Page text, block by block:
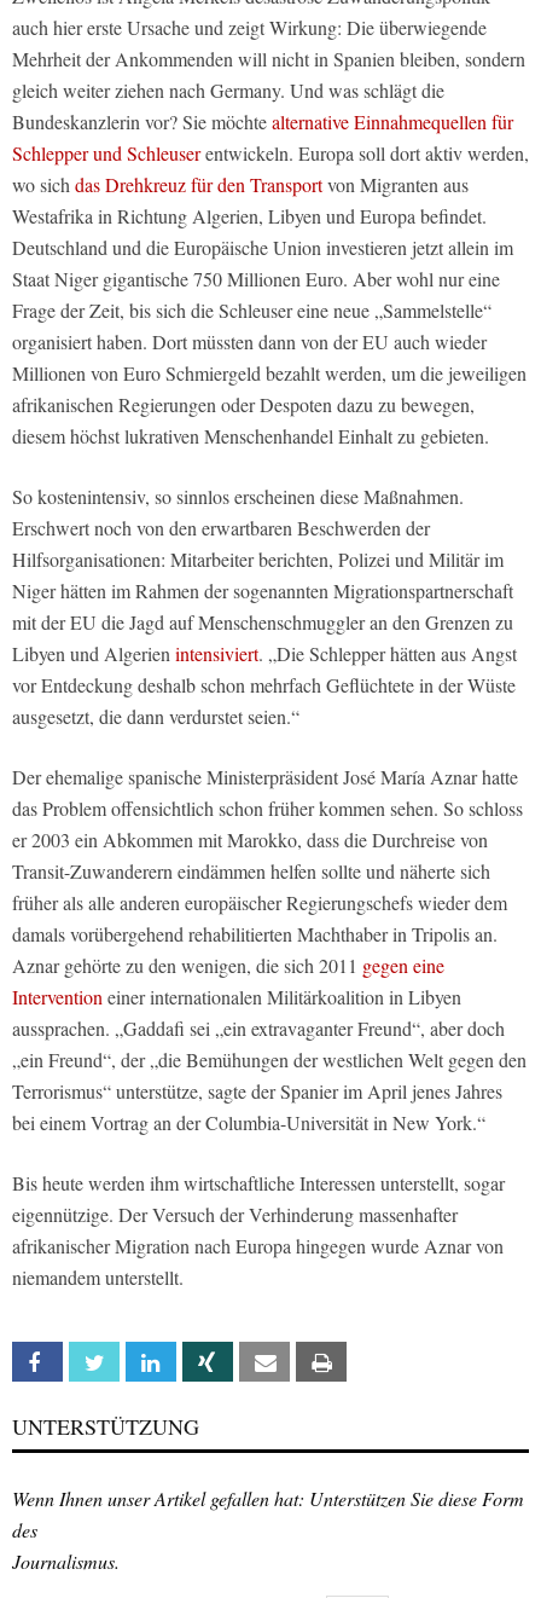
auch hier erste Ursache und zeigt Wirkung: Die überwiegende
Mehrheit der Ankommenden will nicht in Spanien bleiben, sondern
gleich weiter ziehen nach Germany. Und was schlägt die
Bundeskanzlerin vor? Sie möchtealternative Einnahmequellen für
Schlepper und Schleuserentwickeln. Europa soll dort aktiv werden,
wo sichdas Drehkreuz für den Transportvon Migranten aus
Westafrika in Richtung Algerien, Libyen und Europa befindet.
Deutschland und die Europäische Union investieren jetzt allein im
Staat Niger gigantische 750 Millionen Euro. Aber wohl nur eine
Frage der Zeit, bis sich die Schleuser eine neue „Sammelstelle“
organisiert haben. Dort müssten dann von der EU auch wieder
Millionen von Euro Schmiergeld bezahlt werden, um die jeweiligen
afrikanischen Regierungen oder Despoten dazu zu bewegen,
diesem höchst lukrativen Menschenhandel Einhalt zu gebieten.
So kostenintensiv, so sinnlos erscheinen diese Maßnahmen.
Erschwert noch von den erwartbaren Beschwerden der
Hilfsorganisationen: Mitarbeiter berichten, Polizei und Militär im
Niger hätten im Rahmen der sogenannten Migrationspartnerschaft
mit der EU die Jagd auf Menschenschmuggler an den Grenzen zu
Libyen und Algerienintensiviert. „Die Schlepper hätten aus Angst
vor Entdeckung deshalb schon mehrfach Geflüchtete in der Wüste
ausgesetzt, die dann verdurstet seien.“
Der ehemalige spanische Ministerpräsident José María Aznar hatte
das Problem offensichtlich schon früher kommen sehen. So schloss
er 2003 ein Abkommen mit Marokko, dass die Durchreise von
Transit-Zuwanderern eindämmen helfen sollte und näherte sich
früher als alle anderen europäischer Regierungschefs wieder dem
damals vorübergehend rehabilitierten Machthaber in Tripolis an.
Aznar gehörte zu den wenigen, die sich 2011 gegen eine
Interventioneiner internationalen Militärkoalition in Libyen
aussprachen. „Gaddafi sei „ein extravaganter Freund“, aber doch
„ein Freund“, der „die Bemühungen der westlichen Welt gegen den
Terrorismus“ unterstütze, sagte der Spanier im April jenes Jahres
bei einem Vortrag an der Columbia-Universität in New York.“
Bis heute werden ihm wirtschaftliche Interessen unterstellt, sogar
eigennützige. Der Versuch der Verhinderung massenhafter
afrikanischer Migration nach Europa hingegen wurde Aznar von
niemandem unterstellt.
Facebook Twitter Linkedin Xing Email
UNTERSTÜTZUNG
Wenn Ihnen unser Artikel gefallen hat: Unterstützen Sie diese Form
des
Journalismus.